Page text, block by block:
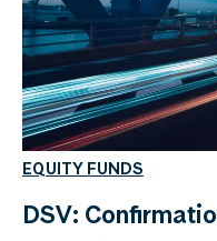
EQUITY FUNDS
DSV: